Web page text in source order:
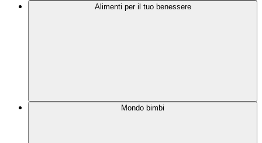
Alimenti per il tuo benessere
Mondo bimbi